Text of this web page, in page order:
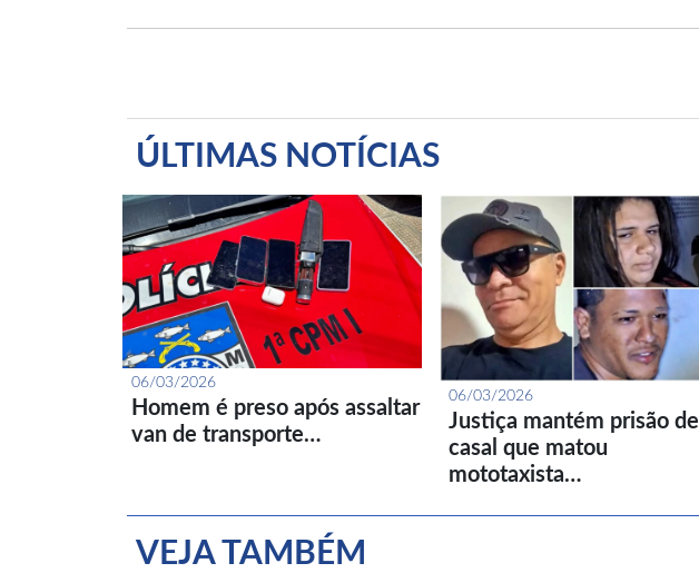
ÚLTIMAS NOTÍCIAS
06/03/2026
Homem é preso após assaltar
van de transporte…
06/03/2026
Justiça mantém prisão de
casal que matou
mototaxista…
VEJA TAMBÉM